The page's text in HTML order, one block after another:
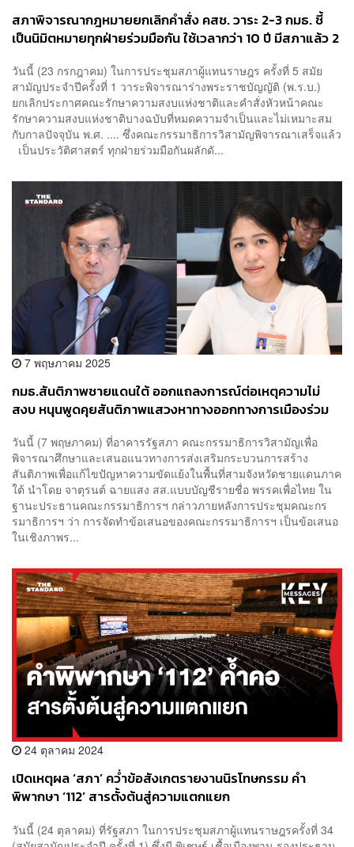
สภาพิจารณากฎหมายยกเลิกคำสั่ง คสช. วาระ 2-3 กมธ. ชี้
เป็นนิมิตหมายทุกฝ่ายร่วมมือกัน ใช้เวลากว่า 10 ปี มีสภาแล้ว 2
วันนี้ (23 กรกฎาคม) ในการประชุมสภาผู้แทนราษฎร ครั้งที่ 5 สมัย
สามัญประจำปีครั้งที่ 1 วาระพิจารณาร่างพระราชบัญญัติ (พ.ร.บ.)
ยกเลิกประกาศคณะรักษาความสงบแห่งชาติและคำสั่งหัวหน้าคณะ
รักษาความสงบแห่งชาติบางฉบับที่หมดความจำเป็นและไม่เหมาะสม
กับกาลปัจจุบัน พ.ศ. .... ซึ่งคณะกรรมาธิการวิสามัญพิจารณาเสร็จแล้ว
เป็นประวัติศาสตร์ ทุกฝ่ายร่วมมือกันผลักดั...
7 พฤษภาคม 2025
กมธ.สันติภาพชายแดนใต้ ออกแถลงการณ์ต่อเหตุความไม่
สงบ หนุนพูดคุยสันติภาพแสวงหาทางออกทางการเมืองร่วม
วันนี้ (7 พฤษภาคม) ที่อาคารรัฐสภา คณะกรรมาธิการวิสามัญเพื่อ
พิจารณาศึกษาและเสนอแนวทางการส่งเสริมกระบวนการสร้าง
สันติภาพเพื่อแก้ไขปัญหาความขัดแย้งในพื้นที่สามจังหวัดชายแดนภาค
ใต้ นำโดย จาตุรนต์ ฉายแสง สส.แบบบัญชีรายชื่อ พรรคเพื่อไทย ใน
ฐานะประธานคณะกรรมาธิการฯ กล่าวภายหลังการประชุมคณะกร
รมาธิการฯ ว่า การจัดทำข้อเสนอของคณะกรรมาธิการฯ เป็นข้อเสนอ
ในเชิงภาพร...
24 ตุลาคม 2024
เปิดเหตุผล ‘สภา’ คว่ำข้อสังเกตรายงานนิรโทษกรรม คำ
พิพากษา ‘112’ สารตั้งต้นสู่ความแตกแยก
วันนี้ (24 ตุลาคม) ที่รัฐสภา ในการประชุมสภาผู้แทนราษฎรครั้งที่ 34